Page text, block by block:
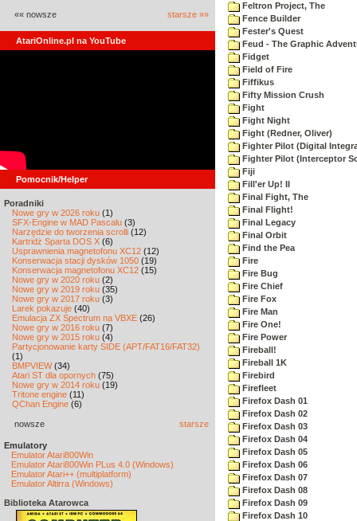
«« nowsze starsze »»
AtariOnline.pl na YouTube
Pomocnik/Helper
Poradniki
Nowe gry w 2026 roku (1)
SFX-Engine w MAD Pascalu (3)
Narzędzie do tworzenia scrolli (12)
Kartridż Sparta DOS X (6)
Usprawnienia magnetofonu XC12 (12)
Konserwacja stacji dysków 1050 (19)
Konserwacja magnetofonu XC12 (15)
Nowe gry w 2020 roku (2)
Nowe gry w 2019 roku (35)
Nowe gry w 2017 roku (3)
Larek pokazuje (40)
Emulacja ZX Spectrum na VBXE (26)
Nowe gry w 2016 roku (7)
Nowe gry w 2015 roku (4)
Partycjonowanie karty SIDE (APT/FAT16/FAT32)
(1)
BMPVIEW(34)
Atari ST dla opornych (75)
Nowe gry w 2014 roku (19)
Tritone engine (11)
QChan Engine (6)
nowsze starsze
Emulatory
Emulator Atari800Win
Emulator Atari800Win PLus 4.0 (Windows)
Emulator Atari++ (multiplatform)
Emulator Altirra (Windows)
Biblioteka Atarowca
Feltron Project, The
Fence Builder
Fester's Quest
Feud - The Graphic
Fidget
Field of Fire
Fiffikus
Fifty Mission Crush
Fight
Fight Night
Fight (Redner, Oliver)
Fighter Pilot (Digital
Fighter Pilot (Interceptor
Fiji
Fill'er Up! II
Final Fight, The
Final Flight!
Final Legacy
Final Orbit
Find the Pea
Fire
Fire Bug
Fire Chief
Fire Fox
Fire Man
Fire One!
Fire Power
Fireball!
Fireball 1K
Firebird
Firefleet
Firefox Dash 01
Firefox Dash 02
Firefox Dash 03
Firefox Dash 04
Firefox Dash 05
Firefox Dash 06
Firefox Dash 07
Firefox Dash 08
Firefox Dash 09
Firefox Dash 10